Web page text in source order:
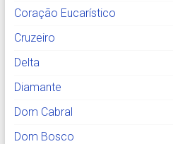
Coração Eucarístico
Cruzeiro
Delta
Diamante
Dom Cabral
Dom Bosco